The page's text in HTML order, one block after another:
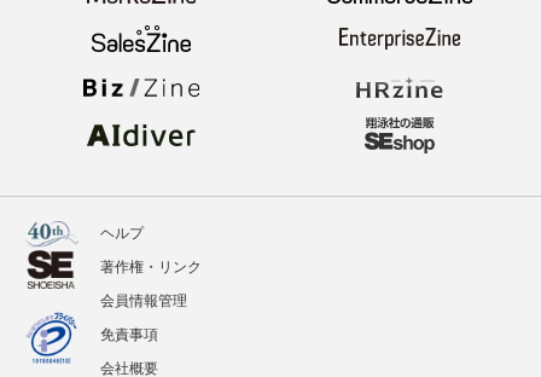
ヘルプ
著作権・リンク
会員情報管理
免責事項
会社概要